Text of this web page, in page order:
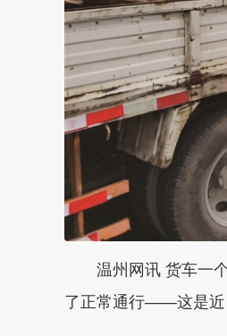
温州网讯 货车一个
了正常通行——这是近